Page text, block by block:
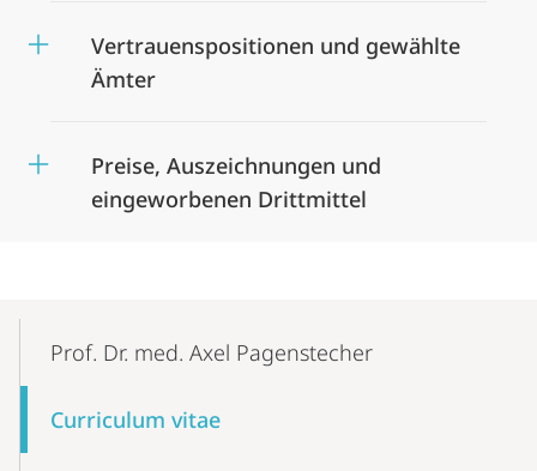
Vertrauenspositionen und gewählte
Ämter
Preise, Auszeichnungen und
eingeworbenen Drittmittel
NavigationProf. Dr. med. Axel Pagenstecher
Curriculum vitae